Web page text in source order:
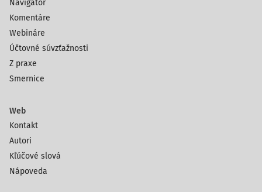
Navigátor
Komentáre
Webináre
Účtovné súvzťažnosti
Z praxe
Smernice
Web
Kontakt
Autori
Kľúčové slová
Nápoveda